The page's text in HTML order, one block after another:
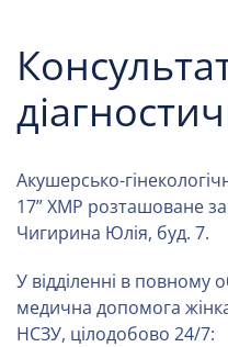
Акушерсько-
17” ХМР розташоване
Чигирина Юлія, буд. 7.
У відділенні в повному
медична допомога
НСЗУ, цілодобово 24/7: